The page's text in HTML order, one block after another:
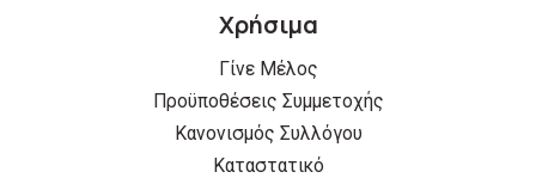
Χρήσιμα
Γίνε Μέλος
Προϋποθέσεις Συμμετοχής
Κανονισμός Συλλόγου
Καταστατικό